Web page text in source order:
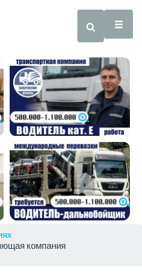
компания